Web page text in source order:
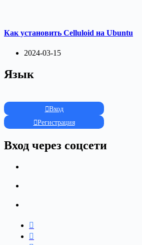
Как установить Celluloid на Ubuntu
2024-03-15
Язык
Вход
Регистрация
Вход через соцсети